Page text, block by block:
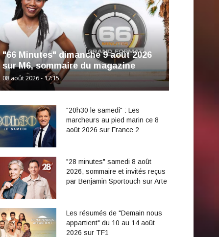
"66 Minutes" dimanche 9 août 2026
sur M6, sommaire du magazine
08 août 2026 - 17:15
"20h30 le samedi" : Les
marcheurs au pied marin ce 8
août 2026 sur France 2
"28 minutes" samedi 8 août
2026, sommaire et invités reçus
par Benjamin Sportouch sur Arte
Les résumés de "Demain nous
appartient" du 10 au 14 août
2026 sur TF1